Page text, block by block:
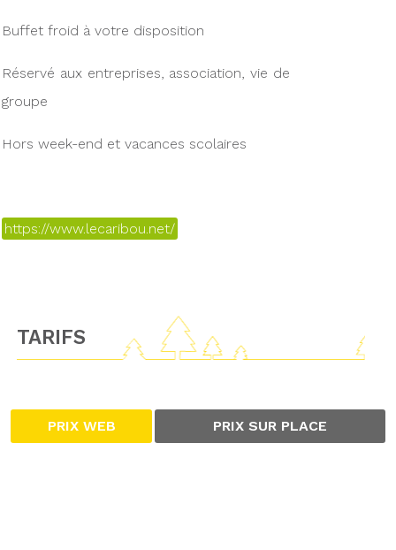
Buffet froid à votre disposition
Réservé aux entreprises, association, vie de
groupe
Hors week-end et vacances scolaires
https://www.lecaribou.net/
TARIFS
PRIX WEB PRIX SUR PLACE